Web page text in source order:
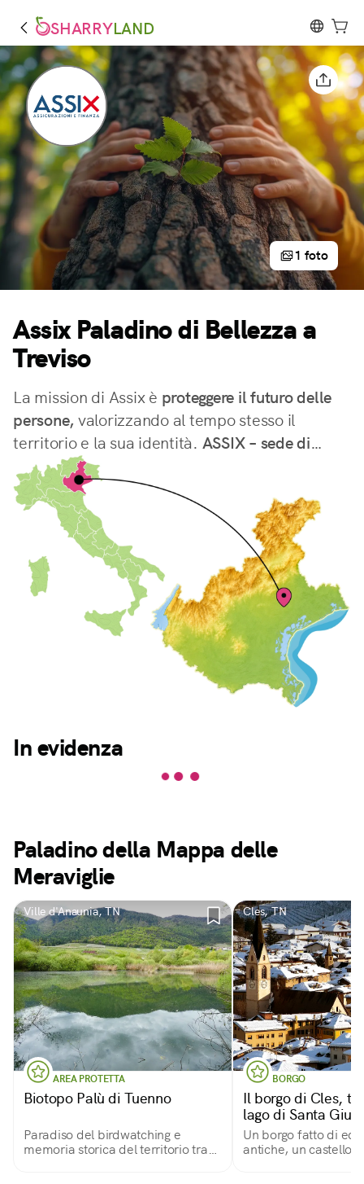
SHARRYLAND
1 foto
Assix Paladino di Bellezza a
Treviso
La mission di Assix è proteggere il futuro delle
persone,valorizzando al tempo stesso il
territorio e la sua identità. ASSIX – sede di
Trevisosostiene le meraviglie della
Trevigiana,tra paesaggi, cultura ed eccellenze
uniche come le colline di Valdobbiadene, dove
il territorio, il lavoro e la tradizione danno vita a
uno dei simboli più conosciuti e apprezzati del
territorio.
In evidenza
Paladino della Mappa delle
Meraviglie
Ville d'Anaunia, TN
AREA PROTETTA
Biotopo Palù di Tuenno
Paradiso del birdwatching e
memoria storica del territorio tra
Cles, TN
BORGO
Il borgo di Cles,
lago di Santa
Un borgo fatto di
antiche, un castello,